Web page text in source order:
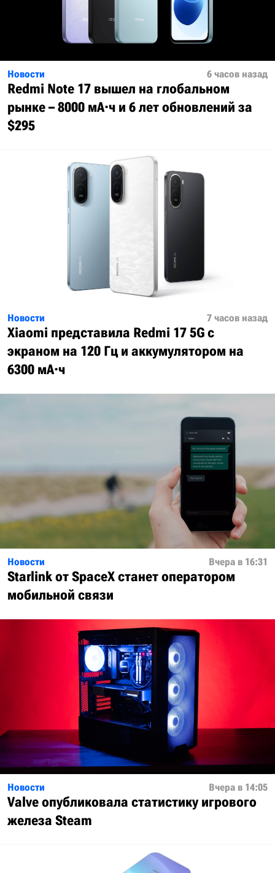
Новости 6 часов назад
Redmi Note 17 вышел на глобальном
рынке – 8000 мА·ч и 6 лет обновлений за
$295
Новости 7 часов назад
Xiaomi представила Redmi 17 5G с
экраном на 120 Гц и аккумулятором на
6300 мА·ч
Новости Вчера в 16:31
Starlink от SpaceX станет оператором
мобильной связи
Новости Вчера в 14:05
Valve опубликовала статистику игрового
железа Steam